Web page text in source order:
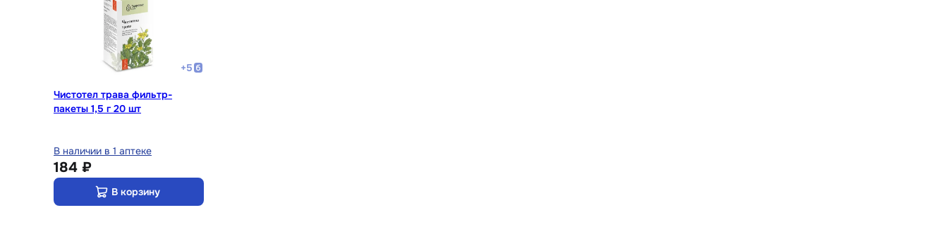
+5
Чистотел трава фильтр-
пакеты 1,5 г 20 шт
В наличии в 1 аптеке
184 ₽
В корзину